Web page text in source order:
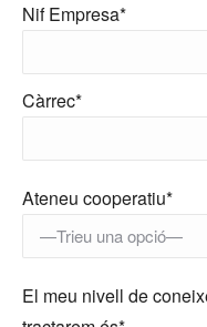
Nif Empresa*
Càrrec*
Ateneu cooperatiu*
El meu nivell de